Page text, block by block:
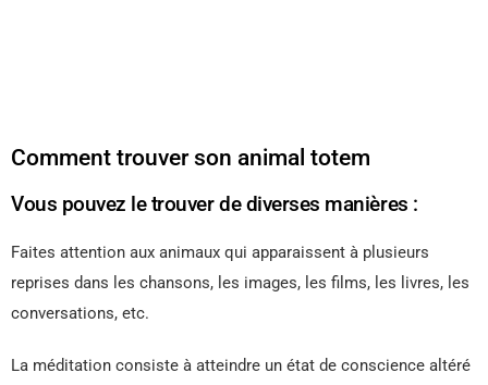
Comment trouver son animal totem
Vous pouvez le trouver de diverses manières :
Faites attention aux animaux qui apparaissent à plusieurs
reprises dans les chansons, les images, les films, les livres, les
conversations, etc.
La méditation consiste à atteindre un état de conscience altéré